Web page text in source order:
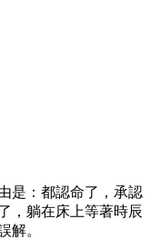
是：都認命了，承認
，躺在床上等著時辰
解。